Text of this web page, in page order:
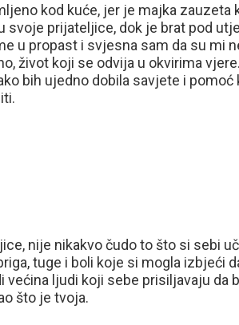
kod kuće, jer je majka zauzeta
svoje prijateljice, dok je brat pod
u propast i svjesna sam da su mi
život koji se odvija u okvirima
bih ujedno dobila savjete i pomoć
nije nikakvo čudo to što si sebi
tuge i boli koje si mogla izbjeći
većina ljudi koji sebe prisiljavaju da
što je tvoja.